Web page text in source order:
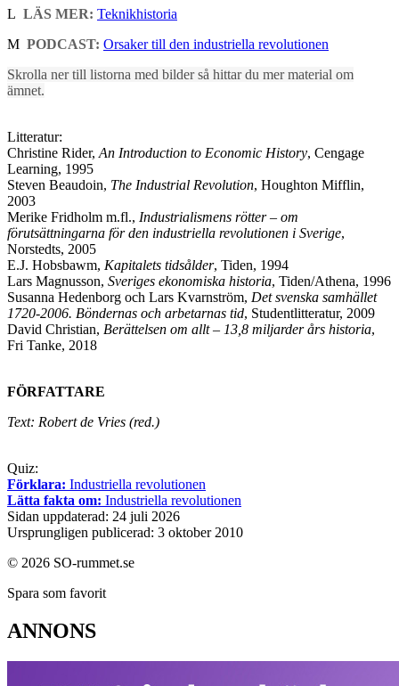
L LÄS MER: Teknikhistoria
M PODCAST: Orsaker till den industriella revolutionen
Skrolla ner till listorna med bilder så hittar du mer material om
ämnet.
Litteratur:
Christine Rider, An Introduction to Economic History, Cengage
Learning, 1995
Steven Beaudoin, The Industrial Revolution, Houghton Mifflin,
2003
Merike Fridholm m.fl., Industrialismens rötter – om
förutsättningarna för den industriella revolutionen i Sverige,
Norstedts, 2005
E.J. Hobsbawm, Kapitalets tidsålder, Tiden, 1994
Lars Magnusson, Sveriges ekonomiska historia, Tiden/Athena, 1996
Susanna Hedenborg och Lars Kvarnström, Det svenska samhället
1720-2006. Böndernas och arbetarnas tid, Studentlitteratur, 2009
David Christian, Berättelsen om allt – 13,8 miljarder års historia,
Fri Tanke, 2018
FÖRFATTARE
Text: Robert de Vries (red.)
Quiz:
Förklara: Industriella revolutionen
Lätta fakta om: Industriella revolutionen
Sidan uppdaterad: 24 juli 2026
Ursprungligen publicerad: 3 oktober 2010
© 2026 SO-rummet.se
Spara som favorit
ANNONS